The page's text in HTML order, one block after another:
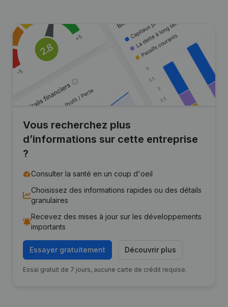
Vous recherchez plus
d’informations sur cette entreprise
?
Consulter la santé en un coup d'oeil
Choisissez des informations rapides ou des détails
granulaires
Recevez des mises à jour sur les développements
importants
Essayer gratuitement Découvrir plus
Essai gratuit de 7 jours, aucune carte de crédit requise.